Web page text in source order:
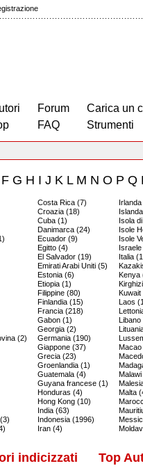
Forum
FAQ
Carica un
Strumenti
F G H I J K LM N O P Q
(2)
Costa Rica (7)
Croazia (18)
Cuba (1)
Danimarca (24)
Ecuador (9)
Egitto (4)
El Salvador (19)
Emirati Arabi Uniti (5)
Estonia (6)
Etiopia (1)
Filippine (80)
Finlandia (15)
Francia (218)
Gabon (1)
Georgia (2)
Germania (190)
Giappone (37)
Grecia (23)
Groenlandia (1)
Guatemala (4)
Guyana francese (1)
Honduras (4)
Hong Kong (10)
India (63)
Indonesia (1996)
Iran (4)
Isola
Isole
Isole
Israele
Italia
Kenya
Kuwait
Laos
Libano
Macao
Malawi
Malta
indicizzati Top